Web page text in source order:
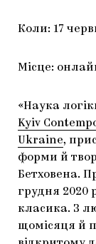
Коли: 17
Місце:
«Наука
Kyiv
Ukraine,
форми й
Бетховена.
грудня 2020
класика. З
щомісяця й